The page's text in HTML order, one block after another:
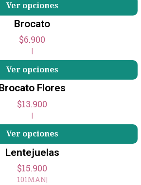
Ver opciones
Brocato
$6.900
|
Ver opciones
Brocato Flores
$13.900
|
Ver opciones
+3
Lentejuelas
$15.900
101MAN|